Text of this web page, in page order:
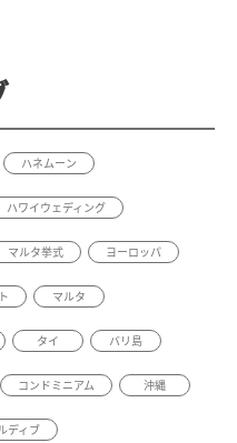
ハネムーン
ハワイウェディング
マルタ挙式 ヨーロッパ
マルタ
タイ バリ島
コンドミニアム 沖縄
ディブ